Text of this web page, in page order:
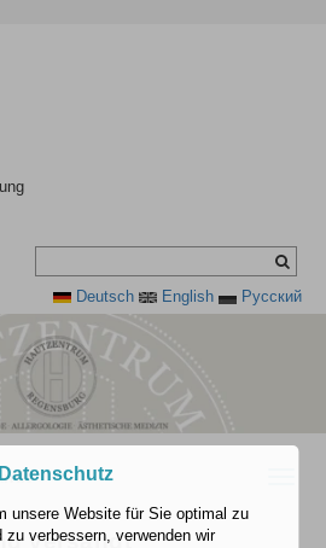
Deutsch English Pусский
versandt
Datenschutz
unsere Website für Sie optimal zu
zu verbessern, verwenden wir